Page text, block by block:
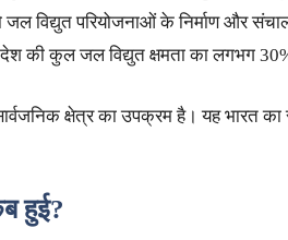
जल विद्युत परियोजनाओं के निर्माण और
की कुल जल विद्युत क्षमता का लगभग
क्षेत्र का उपक्रम है। यह भारत
हुई?